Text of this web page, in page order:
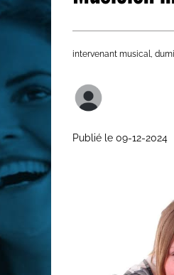
intervenant musical,
Publié le 09-12-2024